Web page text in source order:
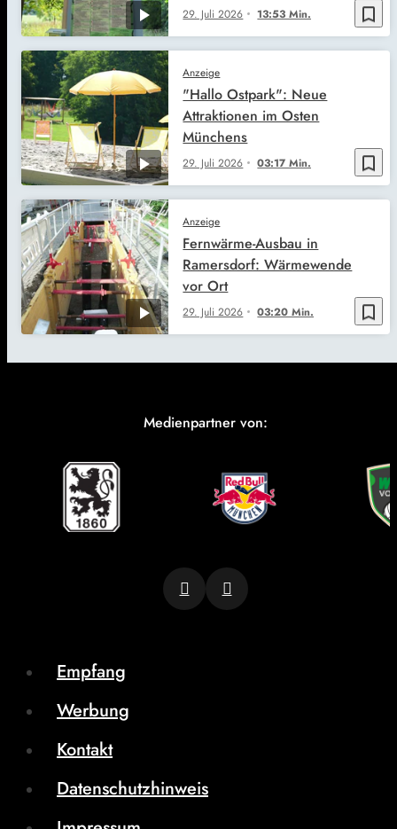
bookmark_border
29. Juli 2026 13:53 Min.
bookmark_border
Anzeige
29. Juli 2026 03:17 Min.
"Hallo Ostpark": Neue
Attraktionen im Osten
Münchens
bookmark_border
Anzeige
29. Juli 2026 03:20 Min.
Fernwärme-Ausbau in
Ramersdorf: Wärmewende
vor Ort
Medienpartner von:
Empfang
Werbung
Kontakt
Datenschutzhinweis